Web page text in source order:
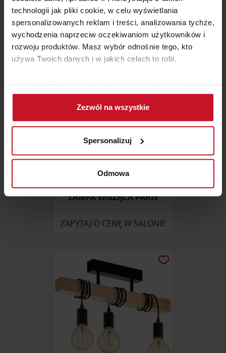
technologii jak pliki cookie, w celu wyświetlania
spersonalizowanych reklam i treści, analizowania tychże,
wychodzenia naprzeciw oczekiwaniom użytkowników i
rozwoju produktów. Masz wybór odnośnie tego, kto
używa Twoich danych i w jakich celach to robi.
Jeśli wyrazisz na to zgodę, chcielibyśmy również:
Gromadzić dane dotyczące Twojej lokalizacji
geograficznej z dokładnością nawet do kilku metrów
Identyfikować Twoje urządzenie, aktywnie
(fingerprinting, czyli wirtualny odcisk palca)
Dowiedz się więcej odnośnie tego, jak Twoje osobiste
dane są przetwarzane oraz ustaw własne preferencje w
zmienić lub wycofać swoją zgodę w dowolnej chwili.
Wykorzystujemy pliki cookie do spersonalizowania treści
korzystasz z naszej witryny, udostępniamy partnerom
społecznościowym, reklamowym i analitycznym.
Partnerzy mogą połączyć te informacje z innymi danymi
otrzymanymi od Ciebie lub uzyskanymi podczas
korzystania z ich usług.
Zezwól na wszystkie
Spersonalizuj
Odmowa
LAMPA BUBBLE BOBBLE
ZAPYTAJ O CENĘ W SALONIE
LAMPA WISZĄCA PARIS
ZAPYTAJ O CENĘ W SALONIE